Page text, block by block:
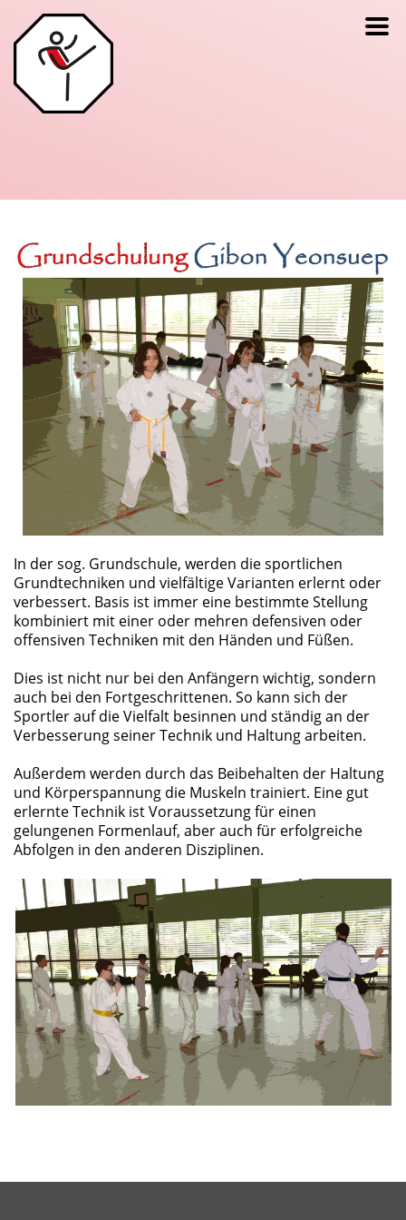
In der sog. Grundschule, werden die sportlichen
Grundtechniken und vielfältige Varianten erlernt oder
verbessert. Basis ist immer eine bestimmte Stellung
kombiniert mit einer oder mehren defensiven oder
offensiven Techniken mit den Händen und Füßen.
Dies ist nicht nur bei den Anfängern wichtig, sondern
auch bei den Fortgeschrittenen. So kann sich der
Sportler auf die Vielfalt besinnen und ständig an der
Verbesserung seiner Technik und Haltung arbeiten.
Außerdem werden durch das Beibehalten der Haltung
und Körperspannung die Muskeln trainiert. Eine gut
erlernte Technik ist Voraussetzung für einen
gelungenen Formenlauf, aber auch für erfolgreiche
Abfolgen in den anderen Disziplinen.